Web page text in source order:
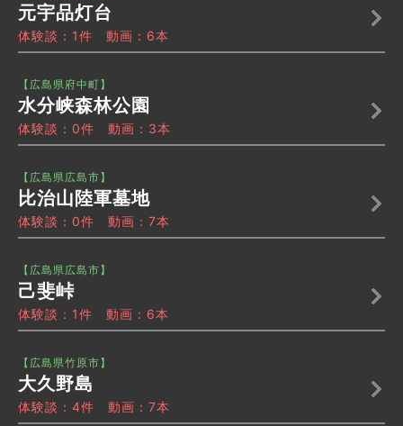
元宇品灯台
体験談：1件 動画：6本
【広島県府中町】
水分峡森林公園
体験談：0件 動画：3本
【広島県広島市】
比治山陸軍墓地
体験談：0件 動画：7本
【広島県広島市】
己斐峠
体験談：1件 動画：6本
【広島県竹原市】
大久野島
体験談：4件 動画：7本